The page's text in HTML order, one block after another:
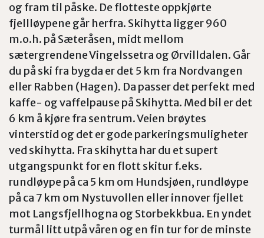
og fram til påske. De flotteste oppkjørte
fjellløypene går herfra. Skihytta ligger 960
m.o.h. på Sæteråsen, midt mellom
sætergrendene Vingelssetra og Ørvilldalen. Går
du på ski fra bygda er det 5 km fra Nordvangen
eller Rabben (Hagen). Da passer det perfekt med
kaffe- og vaffelpause på Skihytta. Med bil er det
6 km å kjøre fra sentrum. Veien brøytes
vinterstid og det er gode parkeringsmuligheter
ved skihytta. Fra skihytta har du et supert
utgangspunkt for en flott skitur f.eks.
rundløype på ca 5 km om Hundsjøen, rundløype
på ca 7 km om Nystuvollen eller innover fjellet
mot Langsfjellhogna og Storbekkbua. En yndet
turmål litt utpå våren og en fin tur for de minste